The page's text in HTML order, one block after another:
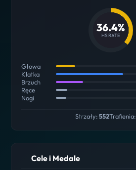
36.4%
HS RATE
Głowa
Klatka
Brzuch
Ręce
Nogi
Strzały:552Trafienia:
Cele i Medale